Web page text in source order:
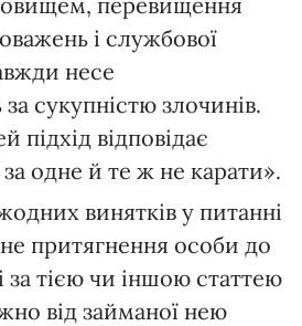
і службової
несе
за сукупністю злочинів.
підхід відповідає
одне й те ж не карати».
винятків у питанні
притягнення особи до
за тією чи іншою статтею
від займаної нею